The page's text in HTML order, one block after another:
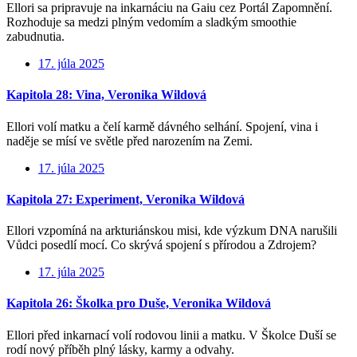
Ellori sa pripravuje na inkarnáciu na Gaiu cez Portál Zapomnění.
Rozhoduje sa medzi plným vedomím a sladkým smoothie
zabudnutia.
17. júla 2025
Kapitola 28: Vina, Veronika Wildová
Ellori volí matku a čelí karmě dávného selhání. Spojení, vina i
naděje se mísí ve světle před narozením na Zemi.
17. júla 2025
Kapitola 27: Experiment, Veronika Wildová
Ellori vzpomíná na arkturiánskou misi, kde výzkum DNA narušili
Vůdci posedlí mocí. Co skrývá spojení s přírodou a Zdrojem?
17. júla 2025
Kapitola 26: Školka pro Duše, Veronika Wildová
Ellori před inkarnací volí rodovou linii a matku. V Školce Duší se
rodí nový příběh plný lásky, karmy a odvahy.